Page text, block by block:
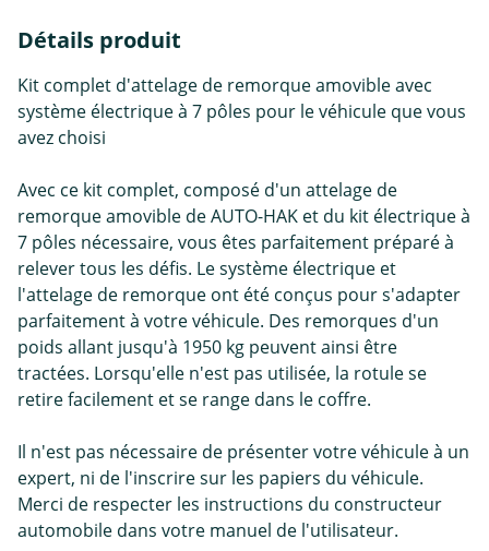
Détails produit
Kit complet d'attelage de remorque amovible avec
système électrique à 7 pôles pour le véhicule que vous
avez choisi
Avec ce kit complet, composé d'un attelage de
remorque amovible de AUTO-HAK et du kit électrique à
7 pôles nécessaire, vous êtes parfaitement préparé à
relever tous les défis. Le système électrique et
l'attelage de remorque ont été conçus pour s'adapter
parfaitement à votre véhicule. Des remorques d'un
poids allant jusqu'à 1950 kg peuvent ainsi être
tractées. Lorsqu'elle n'est pas utilisée, la rotule se
retire facilement et se range dans le coffre.
Il n'est pas nécessaire de présenter votre véhicule à un
expert, ni de l'inscrire sur les papiers du véhicule.
Merci de respecter les instructions du constructeur
automobile dans votre manuel de l'utilisateur.